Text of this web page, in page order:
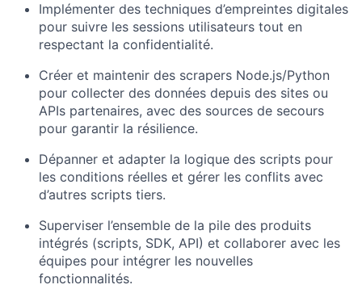
Implémenter des techniques d’empreintes digitales
pour suivre les sessions utilisateurs tout en
respectant la confidentialité.
Créer et maintenir des scrapers Node.js/Python
pour collecter des données depuis des sites ou
APIs partenaires, avec des sources de secours
pour garantir la résilience.
Dépanner et adapter la logique des scripts pour
les conditions réelles et gérer les conflits avec
d’autres scripts tiers.
Superviser l’ensemble de la pile des produits
intégrés (scripts, SDK, API) et collaborer avec les
équipes pour intégrer les nouvelles
fonctionnalités.